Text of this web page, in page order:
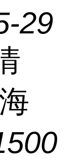
29